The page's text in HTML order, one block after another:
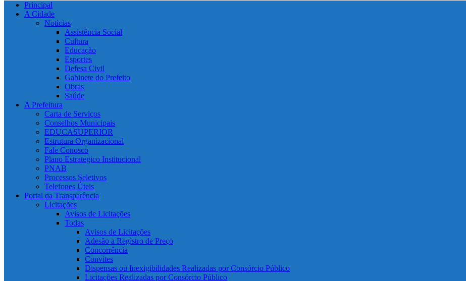
Principal
A Cidade
Notícias
Assistência Social
Cultura
Educação
Esportes
Defesa Civil
Gabinete do Prefeito
Obras
Saúde
A Prefeitura
Carta de Serviços
Conselhos Municipais
EDUCASUPERIOR
Estrutura Organizacional
Fale Conosco
Plano Estrategico Institucional
PNAB
Processos Seletivos
Telefones Úteis
Portal da Transparência
Licitações
Avisos de Licitações
Todas
Avisos de Licitações
Adesão a Registro de Preço
Concorrência
Convites
Dispensas ou Inexigibilidades Realizadas por Consórcio Público
Licitações Realizadas por Consórcio Público